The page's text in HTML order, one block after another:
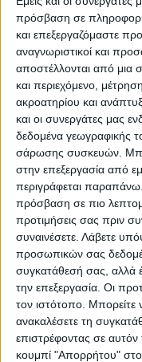
πρόσβαση σε
και επεξεργαζόμαστε
αναγνωριστικοί και
αποστέλλονται από μια
και περιεχόμενο,
ακροατηρίου και
και οι συνεργάτες μας
δεδομένα γεωγραφικής
σάρωσης συσκευών.
στην επεξεργασία από
περιγράφεται
πρόσβαση σε πιο
προτιμήσεις σας πριν
συναινέσετε. Λάβετε
προσωπικών σας
συγκατάθεσή σας, αλλά
την επεξεργασία. Οι
τον ιστότοπο. Μπορείτε
ανακαλέσετε τη
επιστρέφοντας σε αυτόν
κουμπί "Απορρήτου" στο
OEM
Peach
Κοπτικα
Δημοφιλή 66 ανα